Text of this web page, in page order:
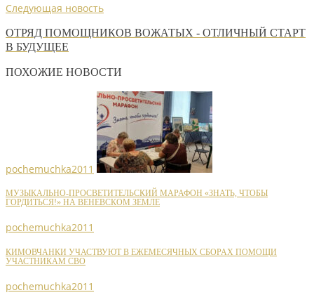
Следующая новость
ОТРЯД ПОМОЩНИКОВ ВОЖАТЫХ - ОТЛИЧНЫЙ СТАРТ
В БУДУЩЕЕ
ПОХОЖИЕ НОВОСТИ
pochemuchka2011
МУЗЫКАЛЬНО-ПРОСВЕТИТЕЛЬСКИЙ МАРАФОН «ЗНАТЬ, ЧТОБЫ
ГОРДИТЬСЯ!» НА ВЕНЕВСКОМ ЗЕМЛЕ
pochemuchka2011
КИМОВЧАНКИ УЧАСТВУЮТ В ЕЖЕМЕСЯЧНЫХ СБОРАХ ПОМОЩИ
УЧАСТНИКАМ СВО
pochemuchka2011